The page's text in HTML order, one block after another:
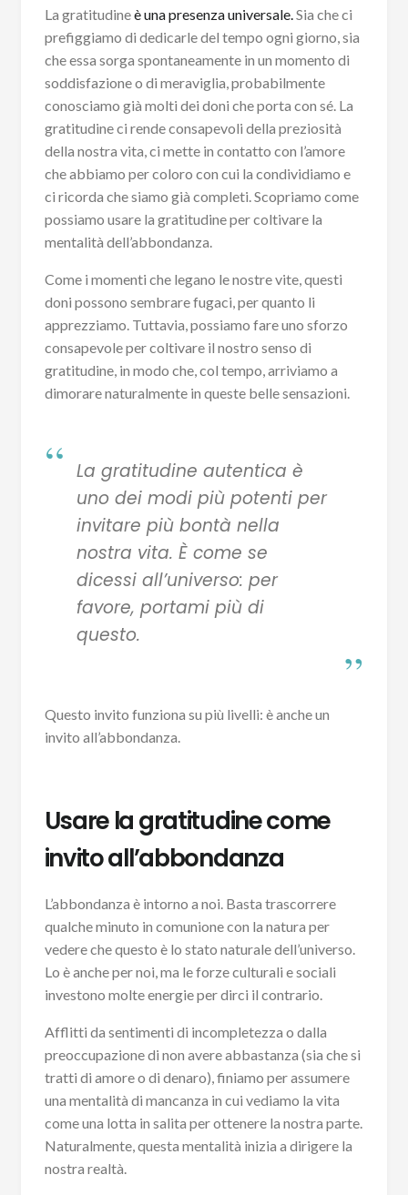
La gratitudineè una presenza universale. Sia che ci
prefiggiamo di dedicarle del tempo ogni giorno, sia
che essa sorga spontaneamente in un momento di
soddisfazione o di meraviglia, probabilmente
conosciamo già molti dei doni che porta con sé. La
gratitudine ci rende consapevoli della preziosità
della nostra vita, ci mette in contatto con l’amore
che abbiamo per coloro con cui la condividiamo e
ci ricorda che siamo già completi. Scopriamo come
possiamo usare la gratitudine per coltivare la
mentalità dell’abbondanza.
Come i momenti che legano le nostre vite, questi
doni possono sembrare fugaci, per quanto li
apprezziamo. Tuttavia, possiamo fare uno sforzo
consapevole per coltivare il nostro senso di
gratitudine, in modo che, col tempo, arriviamo a
dimorare naturalmente in queste belle sensazioni.
La gratitudine autentica è
uno dei modi più potenti per
invitare più bontà nella
nostra vita. È come se
dicessi all’universo: per
favore, portami più di
questo.
Questo invito funziona su più livelli: è anche un
invito all’abbondanza.
Usare la gratitudine come
invito all’abbondanza
L’abbondanza è intorno a noi. Basta trascorrere
qualche minuto in comunione con la natura per
vedere che questo è lo stato naturale dell’universo.
Lo è anche per noi, ma le forze culturali e sociali
investono molte energie per dirci il contrario.
Afflitti da sentimenti di incompletezza o dalla
preoccupazione di non avere abbastanza (sia che si
tratti di amore o di denaro), finiamo per assumere
una mentalità di mancanza in cui vediamo la vita
come una lotta in salita per ottenere la nostra parte.
Naturalmente, questa mentalità inizia a dirigere la
nostra realtà.